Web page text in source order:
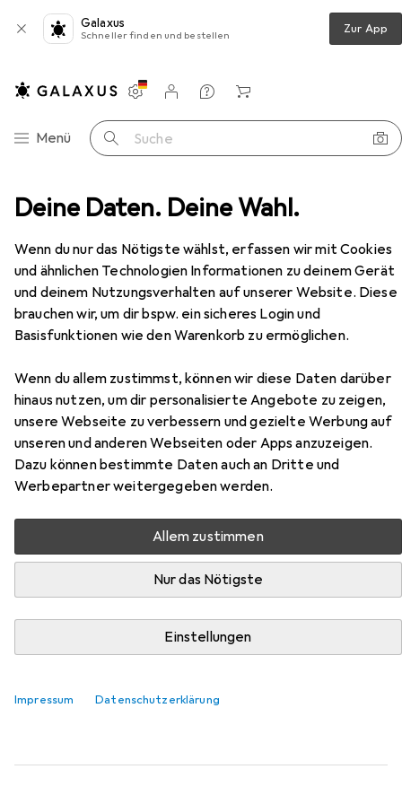
Deine Daten. Deine Wahl.
Wenn du nur das Nötigste wählst, erfassen wir mit Cookies
und ähnlichen Technologien Informationen zu deinem Gerät
und deinem Nutzungsverhalten auf unserer Website. Diese
brauchen wir, um dir bspw. ein sicheres Login und
Basisfunktionen wie den Warenkorb zu ermöglichen.
Wenn du allem zustimmst, können wir diese Daten darüber
hinaus nutzen, um dir personalisierte Angebote zu zeigen,
unsere Webseite zu verbessern und gezielte Werbung auf
unseren und anderen Webseiten oder Apps anzuzeigen.
Dazu können bestimmte Daten auch an Dritte und
Werbepartner weitergegeben werden.
Allem zustimmen
Nur das Nötigste
Einstellungen
Impressum Datenschutzerklärung
Galaxus
Schneller finden und bestellen Zur App
Navigation nach Kategorien
Menü Suche
Einstellungen
Kundenkonto
Vergleichslisten
Merklisten
Warenkorb
Couchtisch + Beistelltisch HTI-Living Raphael
EUR
29,99
HTI-Living
Raphael
30 x 45 x 55 cm
Zubehör für HTI-Living Raphael
Hier findest du passendes Zubehör zum Produkt HTI-
Living Raphael aus der Kategorie Möbelgleiter +
Schutzpuffer.
Relevanz
Produktliste
Möbelgleiter + Schutzpuffer
EUR
9,41 EUR
Teppichgleiter, 8 Stk.